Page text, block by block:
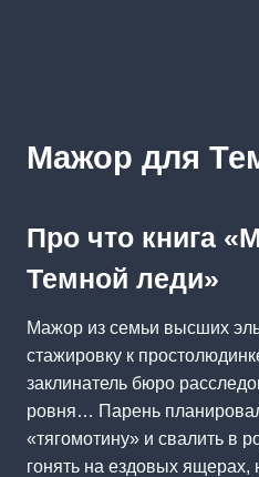
Мажор для
Про что книга
Темной леди»
Мажор из семьи высших
стажировку к
заклинатель бюро
ровня… Парень
«тягомотину» и свалить в
гонять на ездовых